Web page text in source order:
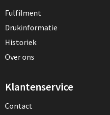
Fulfilment
Drukinformatie
Historiek
Over ons
Klantenservice
Contact